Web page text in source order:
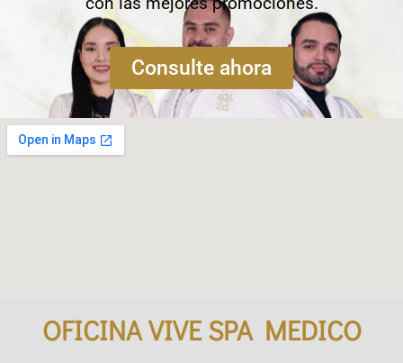
Consulte ahora
OFICINA VIVE SPA MEDICO